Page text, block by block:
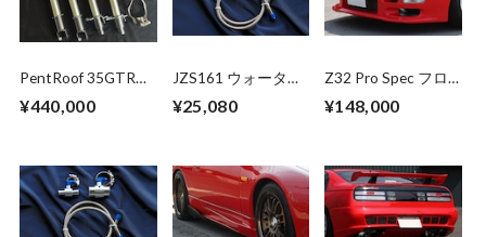
PentRoof 35GTR
Suspension kit
¥440,000
JZS161 ウォーター
¥25,080
Z32 Pro Spec フロ
ラー(一体型)
¥148,000